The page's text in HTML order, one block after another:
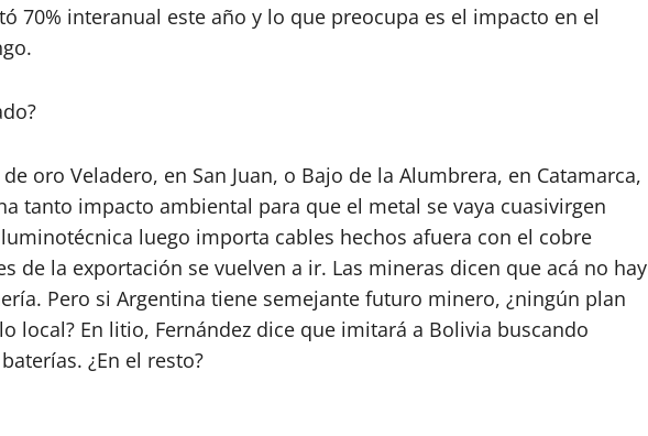
70% interanual este año y lo que preocupa es el impacto en el
oro Veladero, en San Juan, o Bajo de la Alumbrera, en Catamarca,
tanto impacto ambiental para que el metal se vaya cuasivirgen
luminotécnica luego importa cables hechos afuera con el cobre
de la exportación se vuelven a ir. Las mineras dicen que acá no hay
Pero si Argentina tiene semejante futuro minero, ¿ningún plan
local? En litio, Fernández dice que imitará a Bolivia buscando
¿En el resto?